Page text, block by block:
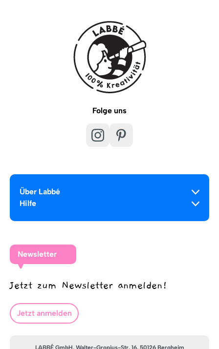
Folge uns
Über Labbé
Hilfe
Newsletter
Jetzt zum Newsletter anmelden!
Jetzt anmelden